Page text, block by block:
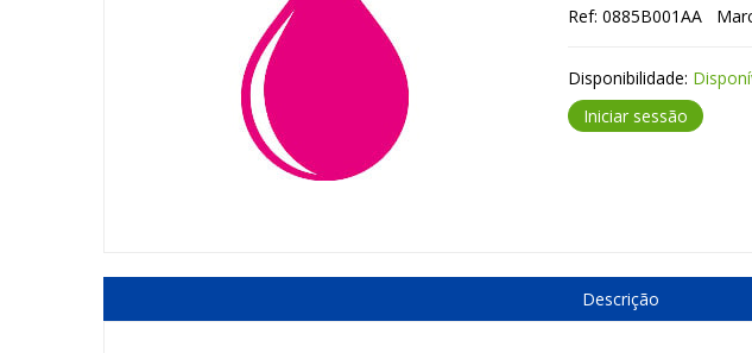
Ref: 0885B001AA
Disponibilidade:
Iniciar sessão
Descrição